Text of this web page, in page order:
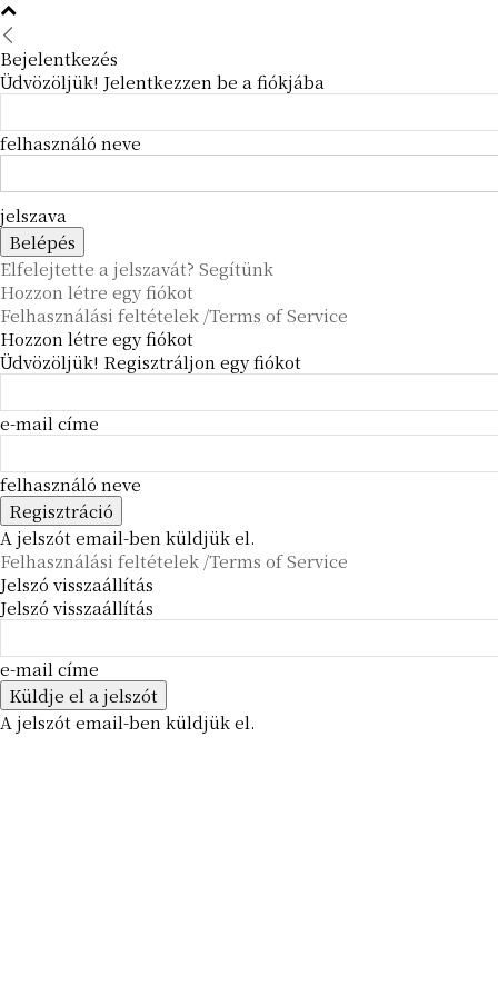
Bejelentkezés
Üdvözöljük! Jelentkezzen be a fiókjába
felhasználó neve
jelszava
Elfelejtette a jelszavát? Segítünk
Hozzon létre egy fiókot
Felhasználási feltételek /Terms of Service
Hozzon létre egy fiókot
Üdvözöljük! Regisztráljon egy fiókot
e-mail címe
felhasználó neve
A jelszót email-ben küldjük el.
Felhasználási feltételek /Terms of Service
Jelszó visszaállítás
Jelszó visszaállítás
e-mail címe
A jelszót email-ben küldjük el.